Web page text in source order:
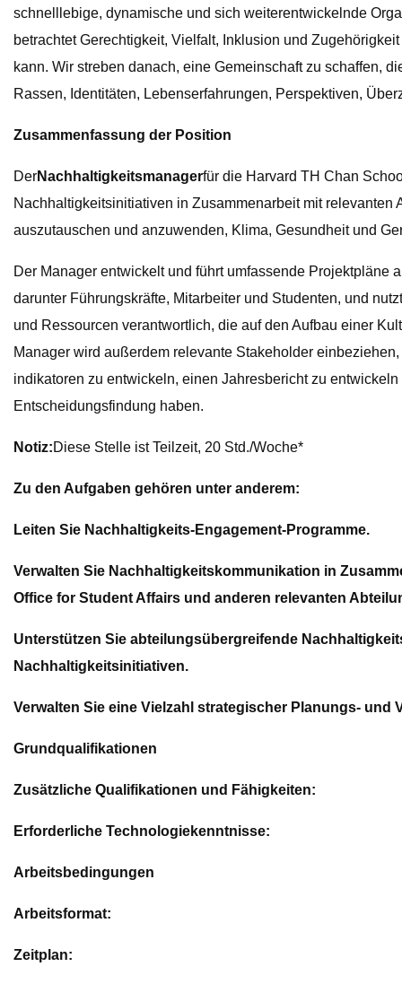
schnelllebige, dynamische und sich weiterentwickelnde
betrachtet Gerechtigkeit, Vielfalt, Inklusion und
kann. Wir streben danach, eine Gemeinschaft zu schaffen,
Rassen, Identitäten, Lebenserfahrungen, Perspektiven,
Zusammenfassung der Position
DerNachhaltigkeitsmanagerfür die Harvard TH Chan
Nachhaltigkeitsinitiativen in Zusammenarbeit mit
auszutauschen und anzuwenden, Klima, Gesundheit und
Der Manager entwickelt und führt umfassende Projektpläne
darunter Führungskräfte, Mitarbeiter und Studenten, und
und Ressourcen verantwortlich, die auf den Aufbau einer
Manager wird außerdem relevante Stakeholder
indikatoren zu entwickeln, einen Jahresbericht zu
Entscheidungsfindung haben.
Notiz:Diese Stelle ist Teilzeit, 20 Std./Woche*
Zu den Aufgaben gehören unter anderem:
Leiten Sie Nachhaltigkeits-Engagement-Programme.
Verwalten Sie Nachhaltigkeitskommunikation in
Office for Student Affairs und anderen relevanten
Unterstützen Sie abteilungsübergreifende
Nachhaltigkeitsinitiativen.
Verwalten Sie eine Vielzahl strategischer Planungs- und
Grundqualifikationen
Zusätzliche Qualifikationen und Fähigkeiten:
Erforderliche Technologiekenntnisse:
Arbeitsbedingungen
Arbeitsformat:
Zeitplan: